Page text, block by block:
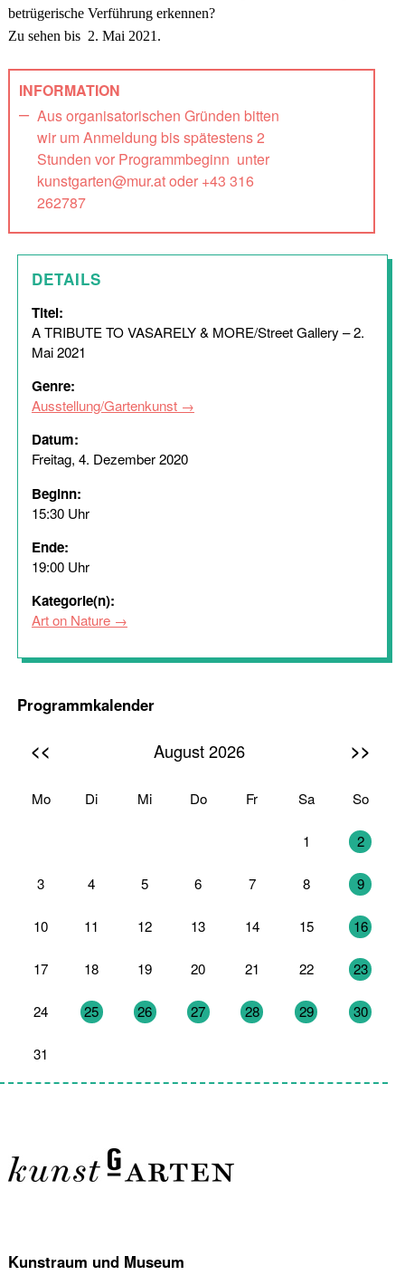
betrügerische Verführung erkennen?
Zu sehen bis 2. Mai 2021.
INFORMATION
Aus organisatorischen Gründen bitten
wir um Anmeldung bis spätestens 2
Stunden vor Programmbeginn unter
kunstgarten@mur.at oder +43 316
262787
DETAILS
Titel:
A TRIBUTE TO VASARELY & MORE/Street Gallery – 2.
Mai 2021
Genre:
Ausstellung/Gartenkunst
Datum:
Freitag, 4. Dezember 2020
Beginn:
15:30 Uhr
Ende:
19:00 Uhr
Kategorie(n):
Art on Nature
Programmkalender
<< August 2026 >>
Mo Di Mi Do Fr Sa So
1 2
3 4 5 6 7 8 9
10 11 12 13 14 15 16
17 18 19 20 21 22 23
24 25 26 27 28 29 30
31
Kunstraum und Museum